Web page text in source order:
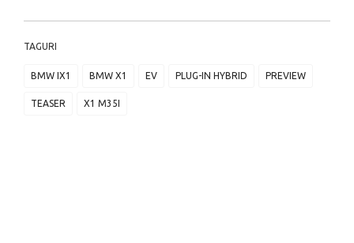
TAGURI
BMW IX1 BMW X1 EV PLUG-IN HYBRID PREVIEW
TEASER X1 M35I